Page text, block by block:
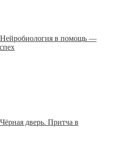
Нейробиология в помощь —
Чёрная дверь. Притча в